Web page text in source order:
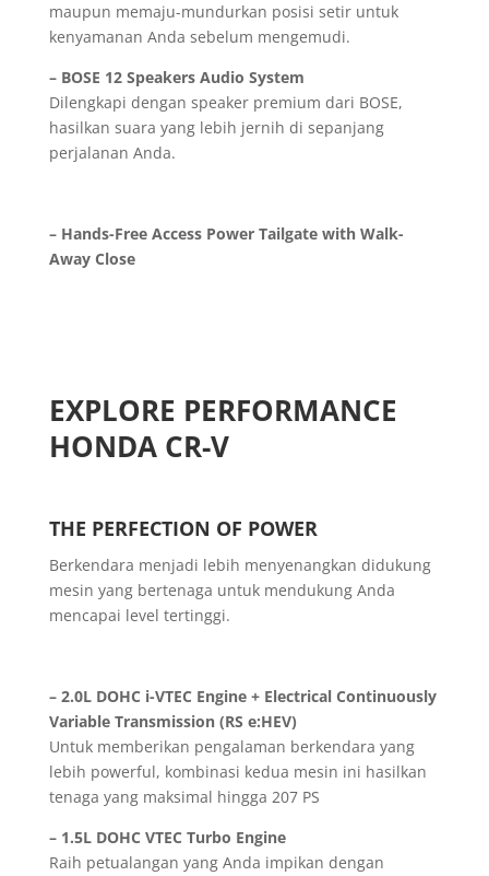
maupun memaju-mundurkan posisi setir untuk
kenyamanan Anda sebelum mengemudi.
– BOSE 12 Speakers Audio System
Dilengkapi dengan speaker premium dari BOSE,
hasilkan suara yang lebih jernih di sepanjang
perjalanan Anda.
– Hands-Free Access Power Tailgate with Walk-
Away Close
EXPLORE PERFORMANCE
HONDA CR-V
THE PERFECTION OF POWER
Berkendara menjadi lebih menyenangkan didukung
mesin yang bertenaga untuk mendukung Anda
mencapai level tertinggi.
– 2.0L DOHC i-VTEC Engine + Electrical Continuously
Variable Transmission (RS e:HEV)
Untuk memberikan pengalaman berkendara yang
lebih powerful, kombinasi kedua mesin ini hasilkan
tenaga yang maksimal hingga 207 PS
– 1.5L DOHC VTEC Turbo Engine
Raih petualangan yang Anda impikan dengan